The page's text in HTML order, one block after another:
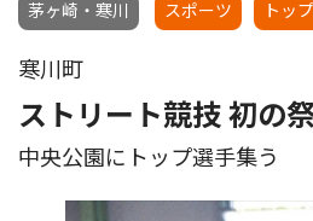
茅ヶ崎・寒川 スポーツ トッ
寒川町
ストリート競技 初の
中央公園にトップ選手集う